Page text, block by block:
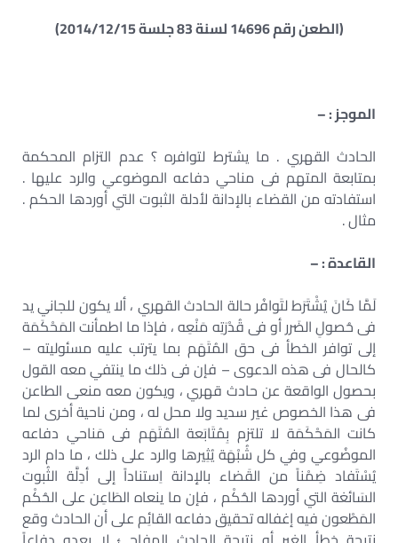
(الطعن رقم 14696 لسنة 83 جلسة 2014/12/15)
الموجز : –
الحادث القهري . ما يشترط لتوافره ؟ عدم التزام المحكمة
بمتابعة المتهم فى مناحي دفاعه الموضوعي والرد عليها .
استفادته من القضاء بالإدانة لأدلة الثبوت التي أوردها الحكم .
مثال .
القاعدة : –
لَمَّا كَانَ يُشْتَرَط لتَوافُر حالة الحادث القهري ، ألا يكون للجاني يد
فى حُصولِ الضَرر أو فى قُدْرَتِه مَنْعِه ، فإذا ما اطمأنت المَحْكَمَة
إلى توافر الخطأ فى حق المُتَهَم بما يترتب عليه مسئوليته –
كالحال فى هذه الدعوى – فإن فى ذلك ما ينتفي معه القول
بحصول الواقعة عن حادث قهري ، ويكون معه منعى الطاعن
فى هذا الخصوص غير سديد ولا محل له ، ومن ناحية أخرى لما
كانت المَحْكَمَة لا تلتزم بِمُتَابَعة المُتَهَم فى مَناحي دفاعه
الموضُوعي وفي كل شُبْهَة يُثِيرها والرد على ذلك ، ما دام الرد
يُسْتَفاد ضِمْناً من القَضاء بالإدانة اِستناداً إلى أدِلَّة الثُبوت
السَائغة التي أوردها الحُكْم ، فإن ما ينعاه الطَاعِن على الحُكْم
المَطْعون فيه إغفاله تحقيق دفاعه القائِم على أن الحادث وقع